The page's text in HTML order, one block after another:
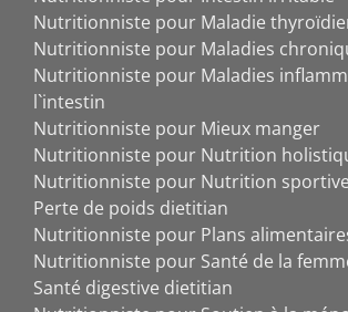
Nutritionniste pour Maladie
Nutritionniste pour Maladies
Nutritionniste pour Maladies
l`intestin
Nutritionniste pour Mieux manger
Nutritionniste pour Nutrition
Nutritionniste pour Nutrition sportive
Perte de poids dietitian
Nutritionniste pour Plans
Nutritionniste pour Santé de la
Santé digestive dietitian